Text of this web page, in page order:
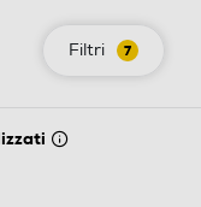
Filtri 7